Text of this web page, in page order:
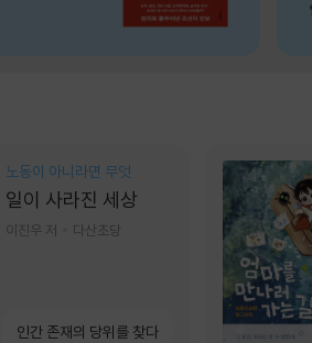
노동이 아니라면 무엇
일이 사라진 세상
이진우 저 다산초당
인간 존재의 당위를 찾다